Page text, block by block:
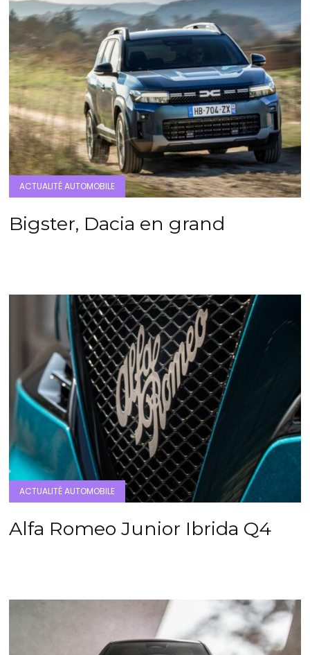
ACTUALITÉ AUTOMOBILE
Bigster, Dacia en grand
ACTUALITÉ AUTOMOBILE
Alfa Romeo Junior Ibrida Q4